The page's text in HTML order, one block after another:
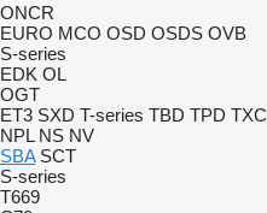
ONCR
EURO MCO OSD OSDS OVB
S-series
EDK OL
OGT
ET3 SXD T-series TBD TPD TXC
NPL NS NV
SBA SCT
S-series
T669